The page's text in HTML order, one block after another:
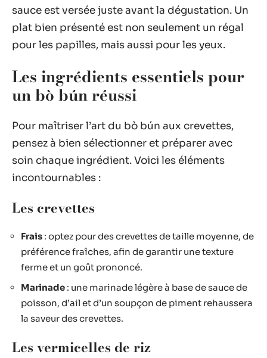
sauce est versée juste avant la dégustation. Un
plat bien présenté est non seulement un régal
pour les papilles, mais aussi pour les yeux.
Les ingrédients essentiels pour
un bò bún réussi
Pour maîtriser l’art du bò bún aux crevettes,
pensez à bien sélectionner et préparer avec
soin chaque ingrédient. Voici les éléments
incontournables :
Les crevettes
Frais : optez pour des crevettes de taille moyenne, de
préférence fraîches, afin de garantir une texture
ferme et un goût prononcé.
Marinade : une marinade légère à base de sauce de
poisson, d’ail et d’un soupçon de piment rehaussera
la saveur des crevettes.
Les vermicelles de riz